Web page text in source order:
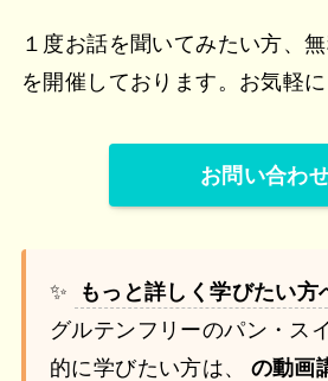
１度お話を聞いてみたい方、
を開催しております。お気軽
お問い合わ
✨
もっと詳しく学びたい方
グルテンフリーのパン・ス
的に学びたい方は、
の動画